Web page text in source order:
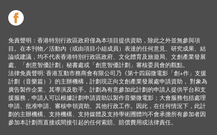
免責聲明：香港特別行政區政府僅為本項目提供資助，除此之外並無參與項
目。在本刊物／活動內（或由項目小組成員）表達的任何意見、研究成果、結
論或建議，均不代表香港特別行政區政府、文化體育及旅遊局、文創產業發展
處、「創意智優計劃」秘書處或「創意智優計劃」審核委員會的觀點。
法律免責聲明: 香港互動市務商會有限公司乃《第十四屆微電影「創+作」支援
計劃（音樂篇）》的主辦機構，計劃現正向文創產業發展處申請資助， 對象為
廣告製作企業、其導演及歌手。計劃為有意參加此計劃的申請人提供平台和支
援服務，申請人可以根據計劃申請資助以製作音樂微電影；大會服務包括處理
申請、批准申請、審核申領資助、其他行政工作。因此，在任何情況下，此計
劃的主辦機構、支持機構、支持媒體及支持學術圑體均不會承擔所有參加者因
參加本計劃而直接或間接引起的任何索賠、賠償費用或法律責任。